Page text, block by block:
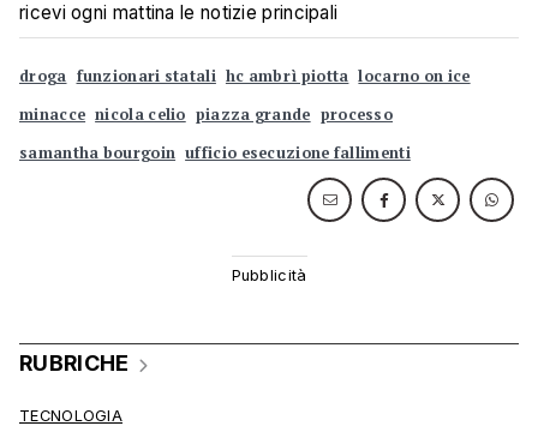
ricevi ogni mattina le notizie principali
droga funzionari statali hc ambrì piotta locarno on ice
minacce nicola celio piazza grande processo
samantha bourgoin ufficio esecuzione fallimenti
RUBRICHE
TECNOLOGIA